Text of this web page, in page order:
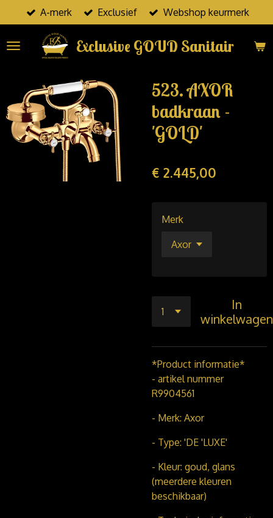
direct
naar
Exclusive GOUD Sanitair
A-merk Exclusief Webshop keurmerk
523. AXOR
badkraan -
'GOLD'
€ 2.445,00
Merk
In
winkelwagen
*Product informatie*
- artikel nummer
R9904561
- Merk: Axor
- Type: 'DE 'LUXE'
- Kleur: goud, glans
(meerdere kleuren
beschikbaar)